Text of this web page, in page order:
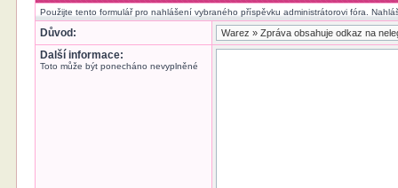
Použijte tento formulář pro nahlášení vybraného příspěvku administrátorovi fóra.
Důvod:
Další informace:
Toto může být ponecháno nevyplněné